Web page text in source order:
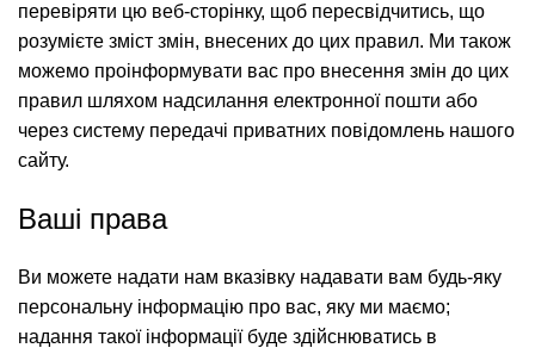
перевіряти цю веб-сторінку, щоб пересвідчитись, що
розумієте зміст змін, внесених до цих правил. Ми також
можемо проінформувати вас про внесення змін до цих
правил шляхом надсилання електронної пошти або
через систему передачі приватних повідомлень нашого
сайту.
Ваші права
Ви можете надати нам вказівку надавати вам будь-яку
персональну інформацію про вас, яку ми маємо;
надання такої інформації буде здійснюватись в